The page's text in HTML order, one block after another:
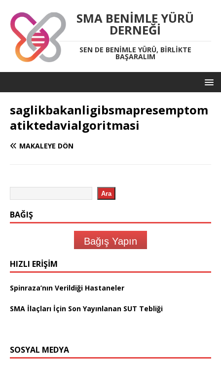
SMA BENIMLE YÜRÜ
DERNEĞI
SEN DE BENIMLE YÜRÜ, BIRLIKTE
BAŞARALIM
saglikbakanligibsmapresemptom
atiktedavialgoritmasi
MAKALEYE DÖN
Ara
BAĞIŞ
Bağış Yapın
HIZLI ERIŞIM
Spinraza’nın Verildiği Hastaneler
SMA İlaçları İçin Son Yayınlanan SUT Tebliği
SOSYAL MEDYA